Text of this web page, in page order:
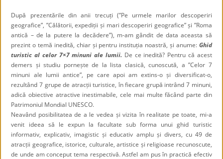
După prezentările din anii trecuți (”Pe urmele marilor descoperiri
geografice”, ”Călătorii, expediții și mari descoperiri geografice” și ”Roma
antică – de la putere la decădere”), m-am gândit de data aceasta să
prezint o temă inedită, chiar și pentru instituția noastră, și anume: Ghid
turistic al celor 7×7 minuni ale lumii. De ce inedită? Pentru că acest
demers și studiu pornește de la lista clasică, cunoscută, a ”Celor 7
minuni ale lumii antice”, pe care apoi am extins-o și diversificat-o,
rezultând 7 grupe de atracții turistice, în fiecare grupă intrând 7 minuni,
adică obiective atractive inestimabile, cele mai multe făcând parte din
Patrimoniul Mondial UNESCO.
Neavând posibilitatea de a le vedea și vizita în realitate pe toate, mi-a
venit ideea să le expun la facultate sub forma unui ghid turistic
informativ, explicativ, imagistic și educativ amplu și divers, cu 49 de
atracții geografice, istorice, culturale, artistice și religioase recunoscute,
de unde am conceput tema respectivă. Astfel am pus în practică efectiv